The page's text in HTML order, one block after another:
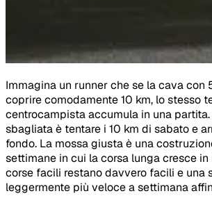
Immagina un runner che se la cava con
coprire comodamente 10 km, lo stesso
centrocampista accumula in una partita.
sbagliata è tentare i 10 km di sabato e
fondo. La mossa giusta è una
settimane in cui la corsa lunga cresce
corse facili restano davvero facili e una
leggermente più veloce a settimana